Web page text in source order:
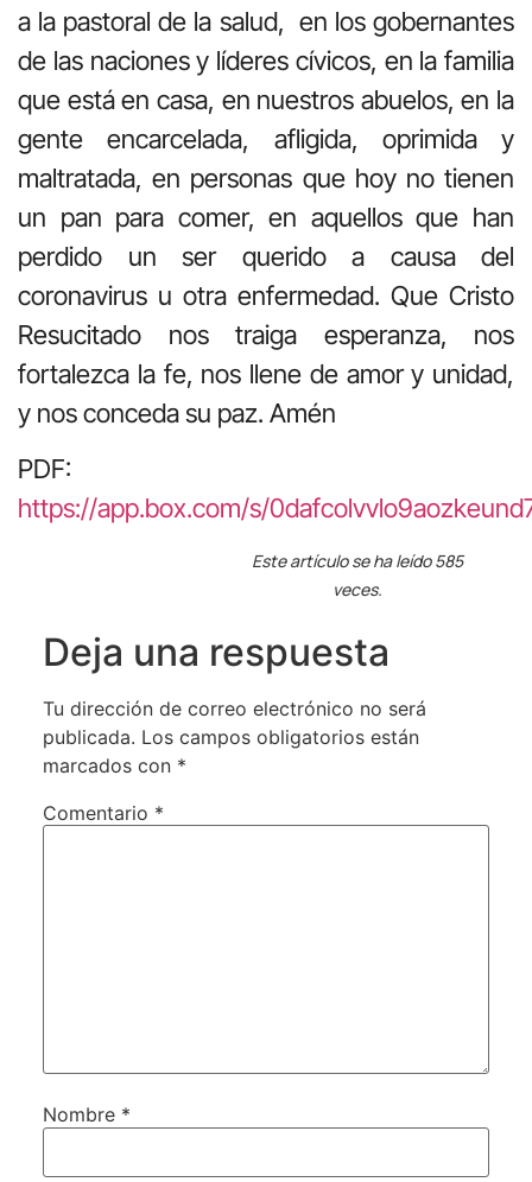
a la pastoral de la salud, en los gobernantes
de las naciones y líderes cívicos, en la familia
que está en casa, en nuestros abuelos, en la
gente encarcelada, afligida, oprimida y
maltratada, en personas que hoy no tienen
un pan para comer, en aquellos que han
perdido un ser querido a causa del
coronavirus u otra enfermedad. Que Cristo
Resucitado nos traiga esperanza, nos
fortalezca la fe, nos llene de amor y unidad,
y nos conceda su paz. Amén
PDF:
https://app.box.com/s/
Este artículo se ha leído 585
veces.
Deja una respuesta
Tu dirección de correo electrónico no será
publicada. Los campos obligatorios están
marcados con *
Comentario *
Nombre *